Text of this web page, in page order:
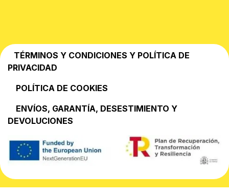
TÉRMINOS Y CONDICIONES Y POLÍTICA DE
PRIVACIDAD
POLÍTICA DE COOKIES
EN​VÍOS, GARANTÍA, DESESTIMIENTO Y
DEVOLUCIONES